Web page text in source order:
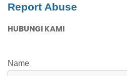
Report Abuse
HUBUNGI KAMI
Name